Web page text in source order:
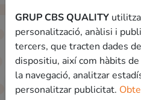
Veremos todo lo que
máxima nota posible en la
competencial de los
Generalitat.
Módulo Introducción
GRUP CBS QUALITY
personalització, anàlisi i
tercers, que tracten dades
dispositiu, així com hàbits
la navegació, analitzar
personalitzar publicitat.